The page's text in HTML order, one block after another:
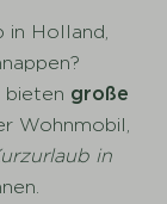
in Holland,
bieten große
Wohnmobil,
in